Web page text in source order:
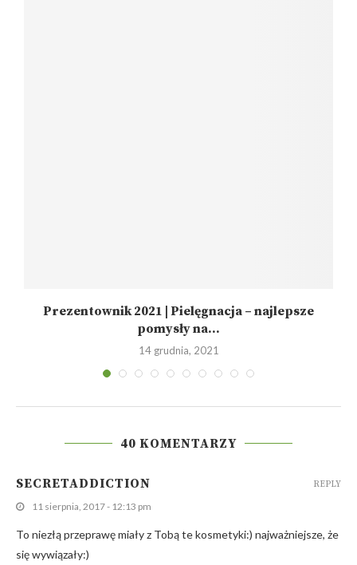
Prezentownik 2021 | Pielęgnacja – najlepsze
pomysły na...
14 grudnia, 2021
40 KOMENTARZY
SECRETADDICTION
11 sierpnia, 2017 - 12:13 pm
To niezłą przeprawę miały z Tobą te kosmetyki:) najważniejsze, że
się wywiązały:)
REPLY